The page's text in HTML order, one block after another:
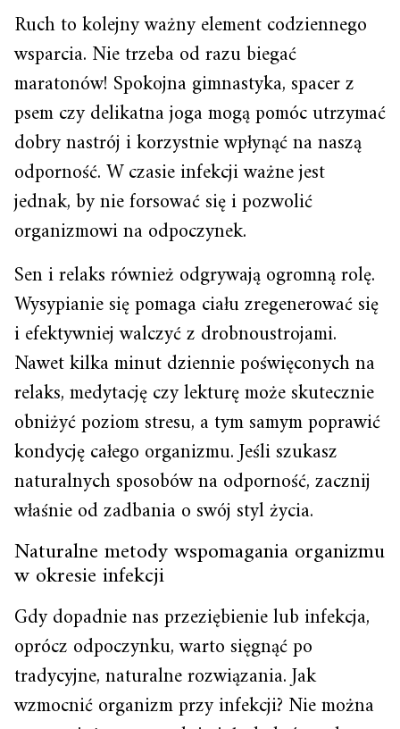
Ruch to kolejny ważny element codziennego
wsparcia. Nie trzeba od razu biegać
maratonów! Spokojna gimnastyka, spacer z
psem czy delikatna joga mogą pomóc utrzymać
dobry nastrój i korzystnie wpłynąć na naszą
odporność. W czasie infekcji ważne jest
jednak, by nie forsować się i pozwolić
organizmowi na odpoczynek.
Sen i relaks również odgrywają ogromną rolę.
Wysypianie się pomaga ciału zregenerować się
i efektywniej walczyć z drobnoustrojami.
Nawet kilka minut dziennie poświęconych na
relaks, medytację czy lekturę może skutecznie
obniżyć poziom stresu, a tym samym poprawić
kondycję całego organizmu. Jeśli szukasz
naturalnych sposobów na odporność, zacznij
właśnie od zadbania o swój styl życia.
Naturalne metody wspomagania organizmu
w okresie infekcji
Gdy dopadnie nas przeziębienie lub infekcja,
oprócz odpoczynku, warto sięgnąć po
tradycyjne, naturalne rozwiązania. Jak
wzmocnić organizm przy infekcji? Nie można